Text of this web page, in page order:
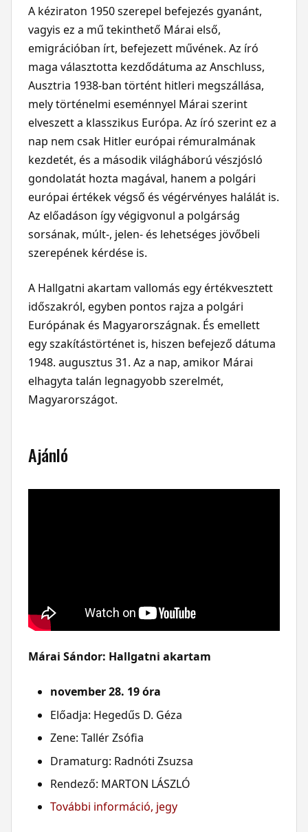
A kéziraton 1950 szerepel befejezés gyanánt,
vagyis ez a mű tekinthető Márai első,
emigrációban írt, befejezett művének. Az író
maga választotta kezdődátuma az Anschluss,
Ausztria 1938-ban történt hitleri megszállása,
mely történelmi eseménnyel Márai szerint
elveszett a klasszikus Európa. Az író szerint ez a
nap nem csak Hitler európai rémuralmának
kezdetét, és a második világháború vészjósló
gondolatát hozta magával, hanem a polgári
európai értékek végső és végérvényes halálát is.
Az előadáson így végigvonul a polgárság
sorsának, múlt-, jelen- és lehetséges jövőbeli
szerepének kérdése is.
A Hallgatni akartam vallomás egy értékvesztett
időszakról, egyben pontos rajza a polgári
Európának és Magyarországnak. És emellett
egy szakítástörténet is, hiszen befejező dátuma
1948. augusztus 31. Az a nap, amikor Márai
elhagyta talán legnagyobb szerelmét,
Magyarországot.
Ajánló
Márai Sándor: Hallgatni akartam
november 28. 19 óra
Előadja: Hegedűs D. Géza
Zene: Tallér Zsófia
Dramaturg: Radnóti Zsuzsa
Rendező: MARTON LÁSZLÓ
További információ, jegy